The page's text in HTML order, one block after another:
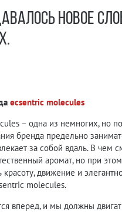
НОВОЕ
ecsentric molecules
– одна из немногих, но
бренда предельно
за собой вдаль. В чем
аромат, но при
красоту, движение и
molecules.
вперед, и мы должны